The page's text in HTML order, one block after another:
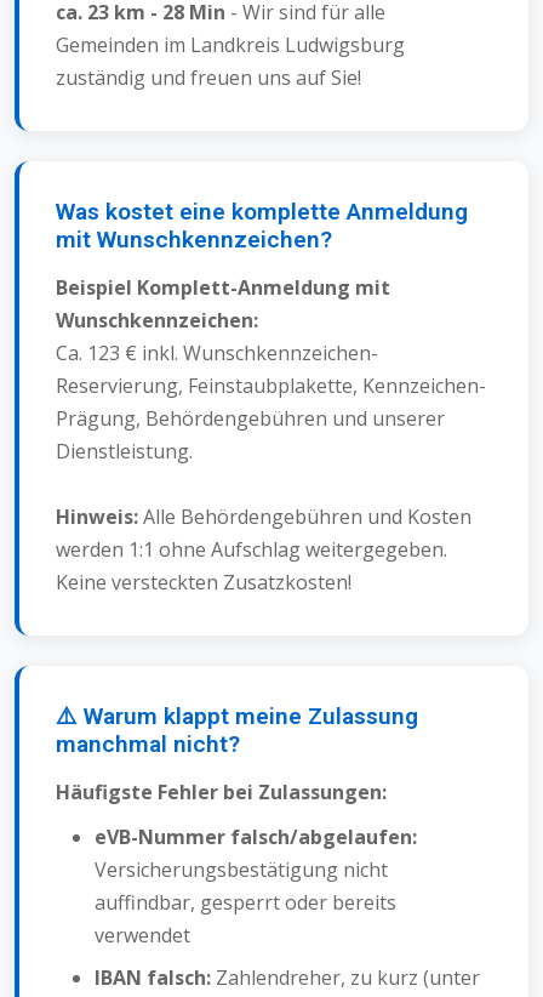
ca. 23 km - 28 Min - Wir sind für alle
Gemeinden im Landkreis Ludwigsburg
zuständig und freuen uns auf Sie!
Was kostet eine komplette Anmeldung
mit Wunschkennzeichen?
Beispiel Komplett-Anmeldung mit
Wunschkennzeichen:
Ca. 123 € inkl. Wunschkennzeichen-
Reservierung, Feinstaubplakette, Kennzeichen-
Prägung, Behördengebühren und unserer
Dienstleistung.
Hinweis:Alle Behördengebühren und Kosten
werden 1:1 ohne Aufschlag weitergegeben.
Keine versteckten Zusatzkosten!
⚠️ Warum klappt meine Zulassung
manchmal nicht?
Häufigste Fehler bei Zulassungen:
eVB-Nummer falsch/abgelaufen:
Versicherungsbestätigung nicht
auffindbar, gesperrt oder bereits
verwendet
IBAN falsch: Zahlendreher, zu kurz (unter